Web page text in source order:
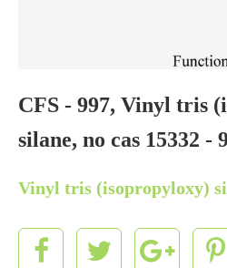
CFS - 997, Vinyl tris
silane, no cas 15332 -
Vinyl tris (isopropyloxy)